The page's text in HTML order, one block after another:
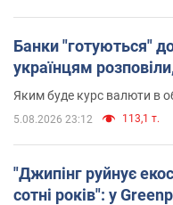
Банки "готуються"
українцям
Яким буде курс валюти в
5.08.2026 23:12 113,1 т.
"Джипінг руйнує
сотні років": у